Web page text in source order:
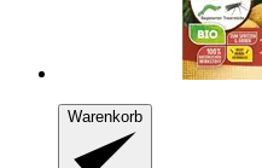
Warenkorb